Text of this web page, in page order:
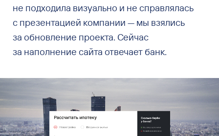
не подходила визуально и не справлялась
с презентацией компании — мы взялись
за обновление проекта. Сейчас
за наполнение сайта отвечает банк.